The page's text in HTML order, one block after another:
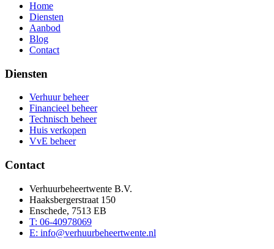
Home
Diensten
Aanbod
Blog
Contact
Diensten
Verhuur beheer
Financieel beheer
Technisch beheer
Huis verkopen
VvE beheer
Contact
Verhuurbeheertwente B.V.
Haaksbergerstraat 150
Enschede, 7513 EB
T: 06-40978069
E: info@verhuurbeheertwente.nl